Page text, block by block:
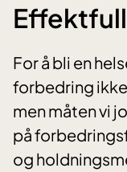
For å bli en
forbedring
men måten vi
på
og